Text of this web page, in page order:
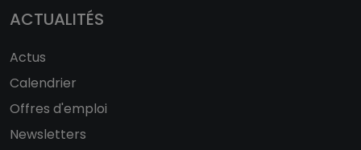
ACTUALITÉS
Actus
Calendrier
Offres d'emploi
Newsletters